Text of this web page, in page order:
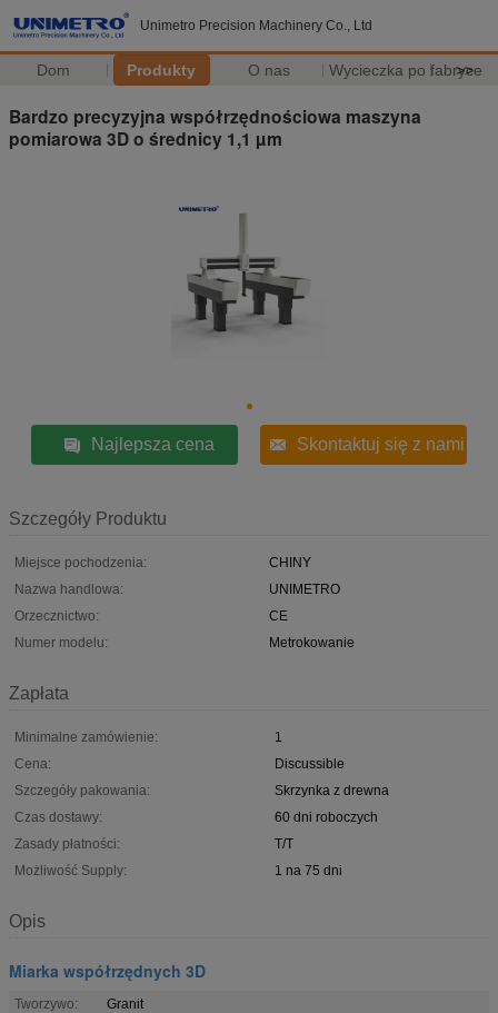
Unimetro Precision Machinery Co., Ltd
Dom Produkty O nas Wycieczka po fabryce
>>
Bardzo precyzyjna współrzędnościowa maszyna
pomiarowa 3D o średnicy 1,1 µm
Najlepsza cena Skontaktuj się z nami
Szczegóły Produktu
Miejsce pochodzenia:
CHINY
Nazwa handlowa:
UNIMETRO
Orzecznictwo:
CE
Numer modelu:
Metrokowanie
Zapłata
Minimalne zamówienie:
1
Cena:
Discussible
Szczegóły pakowania:
Skrzynka z drewna
Czas dostawy:
60 dni roboczych
Zasady płatności:
T/T
Możliwość Supply:
1 na 75 dni
Opis
Miarka współrzędnych 3D
Tworzywo:
Granit